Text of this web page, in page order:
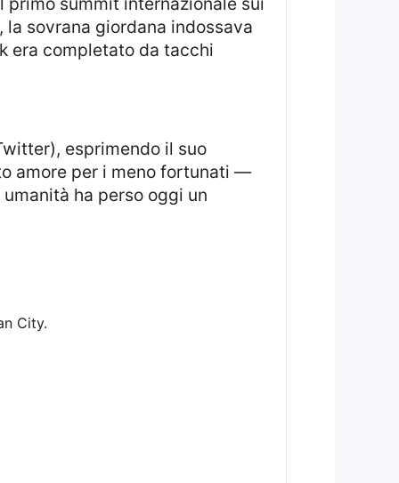
sovrana giordana indossava
era completato da tacchi
amore per i meno fortunati —
ha perso oggi un
City.